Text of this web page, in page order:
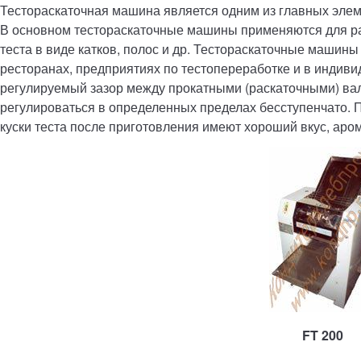
Тестораскаточная машина является одним из главных
В основном тестораскаточные машины применяются для
теста в виде катков, полос и др. Тестораскаточные
ресторанах, предприятиях по тестопереработке и в
регулируемый зазор между прокатными (раскаточными)
регулироваться в определенных пределах
куски теста после приготовления имеют хороший вкус,
FT 200